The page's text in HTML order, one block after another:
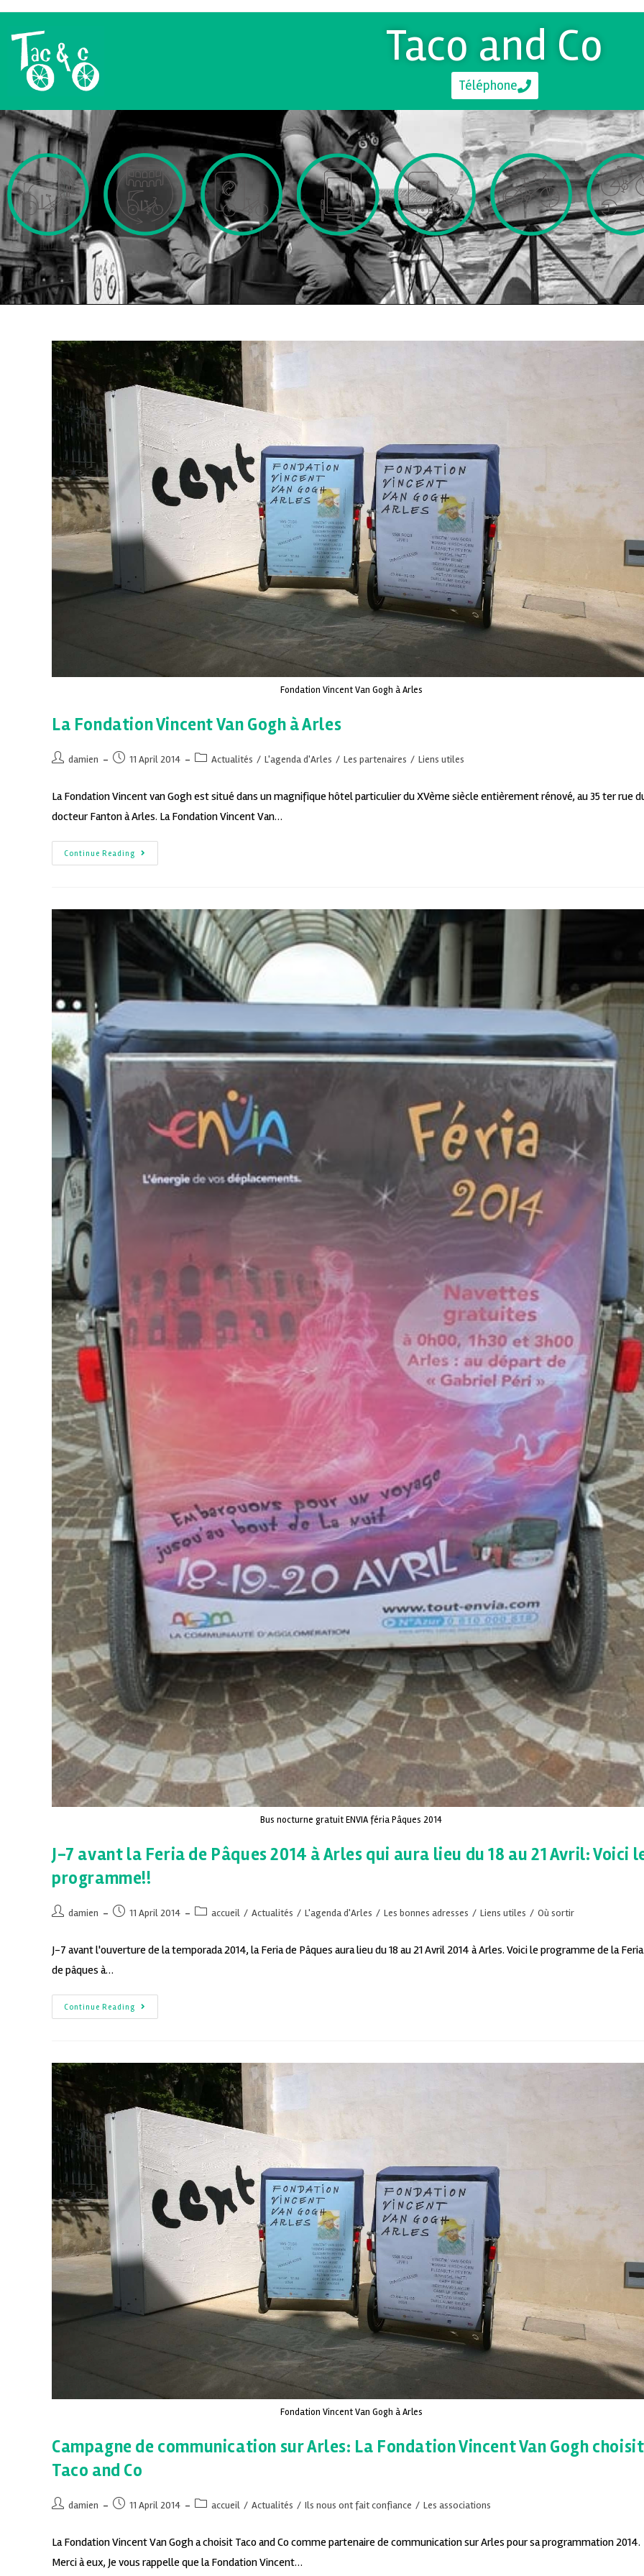
Taco and Co
Téléphone
Fondation Vincent Van Gogh à Arles
La Fondation Vincent Van Gogh à Arles
damien 11 April 2014 Actualités / L'agenda d'Arles / Les partenaires / Liens utiles
La Fondation Vincent van Gogh est situé dans un magnifique hôtel particulier du XVème siècle entièrement rénové, au 35 ter rue
docteur Fanton à Arles. La Fondation Vincent Van…
Continue Reading
Bus nocturne gratuit ENVIA féria Pâques 2014
J-7 avant la Feria de Pâques 2014 à Arles qui aura lieu du 18 au 21 Avril: Voici
programme!!
damien 11 April 2014 accueil / Actualités / L'agenda d'Arles / Les bonnes adresses / Liens utiles / Où sortir
J-7 avant l'ouverture de la temporada 2014, la Feria de Pâques aura lieu du 18 au 21 Avril 2014 à Arles. Voici le programme de la Feria
de pâques à…
Continue Reading
Fondation Vincent Van Gogh à Arles
Campagne de communication sur Arles: La Fondation Vincent Van Gogh choisit
Taco and Co
damien 11 April 2014 accueil / Actualités / Ils nous ont fait confiance / Les associations
La Fondation Vincent Van Gogh a choisit Taco and Co comme partenaire de communication sur Arles pour sa programmation 2014.
Merci à eux, Je vous rappelle que la Fondation Vincent…